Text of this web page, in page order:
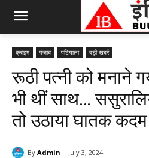
क्राइम पंजाब पटियाला बड़ी खबरें
रूठी पत्नी को मनाने
भी थीं साथ…
तो उठाया घातक कदम
By Admin July 3, 2024